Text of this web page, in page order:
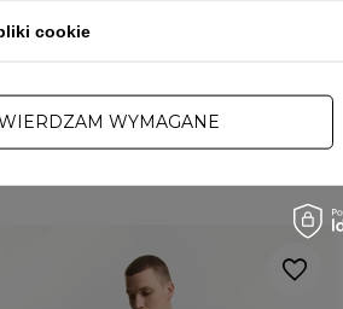
295,00 zł
cookie
WYMAGANE